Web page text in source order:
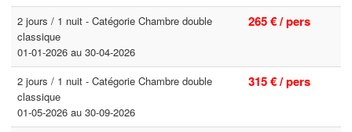
2 jours / 1 nuit - Catégorie Chambre double
classique
01-01-2026 au 30-04-2026
265 € / pers
2 jours / 1 nuit - Catégorie Chambre double
classique
01-05-2026 au 30-09-2026
315 € / pers